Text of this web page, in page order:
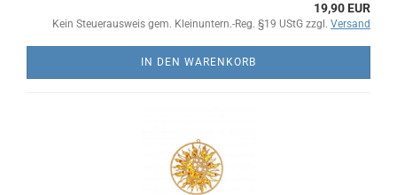
19,90 EUR
Kein Steuerausweis gem. Kleinuntern.-Reg. §19 UStG zzgl. Versand
IN DEN WARENKORB